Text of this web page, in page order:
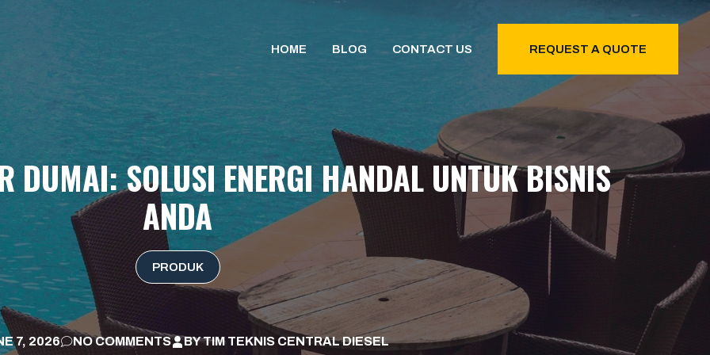
HOME BLOG CONTACT US REQUEST A QUOTE
DUMAI: SOLUSI ENERGI HANDAL UNTUK BISNIS
ANDA
PRODUK
7, 2026 NO COMMENTS BYTIM TEKNIS CENTRAL DIESEL